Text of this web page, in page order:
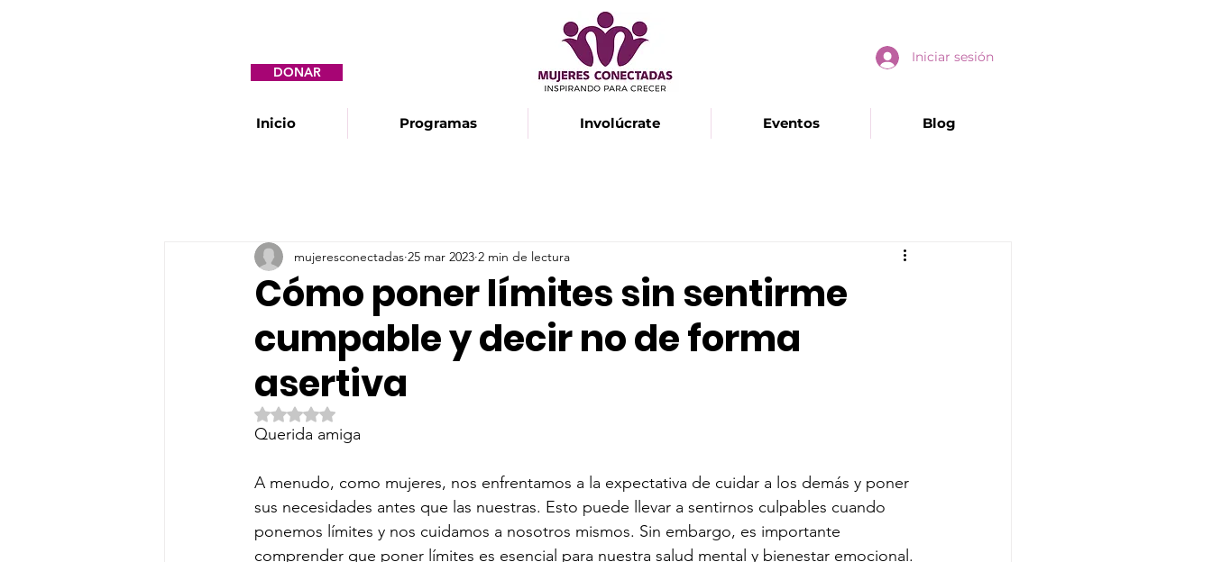
DONAR
Iniciar sesión
Inicio Programas Involúcrate Eventos Blog
Cómo poner límites sin sentirme
cumpable y decir no de forma
asertiva
mujeresconectadas 25 mar 2023 2 min de lectura
Obtuvo NaN de 5 estrellas.
Querida amiga
A menudo, como mujeres, nos enfrentamos a la expectativa de cuidar a los demás y poner
sus necesidades antes que las nuestras. Esto puede llevar a sentirnos culpables cuando
ponemos límites y nos cuidamos a nosotros mismos. Sin embargo, es importante
comprender que poner límites es esencial para nuestra salud mental y bienestar emocional.